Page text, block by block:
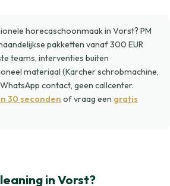
horecaschoonmaak in Vorst? PM
pakketten vanaf 300 EUR
teams, interventies buiten
materiaal (Karcher schrobmachine,
contact, geen callcenter.
30 seconden of vraag een gratis
in Vorst?